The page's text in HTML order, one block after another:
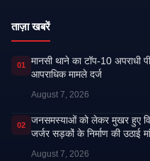
ताज़ा खबरें
01
मानसी थाने का टॉप-10 अपराधी
आपराधिक मामले दर्ज
August 7, 2026
02
जनसमस्याओं को लेकर मुखर हुए
जर्जर सड़कों के निर्माण की उठाई
August 7, 2026